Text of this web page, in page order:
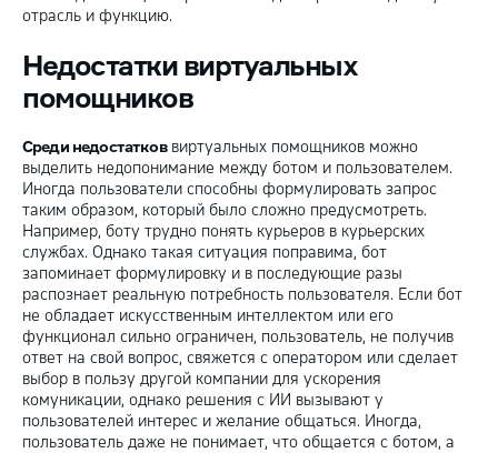
отрасль и функцию.
Недостатки виртуальных
помощников
Среди недостатковвиртуальных помощников можно
выделить недопонимание между ботом и пользователем.
Иногда пользователи способны формулировать запрос
таким образом, который было сложно предусмотреть.
Например, боту трудно понять курьеров в курьерских
службах. Однако такая ситуация поправима, бот
запоминает формулировку и в последующие разы
распознает реальную потребность пользователя. Если бот
не обладает искусственным интеллектом или его
функционал сильно ограничен, пользователь, не получив
ответ на свой вопрос, свяжется с оператором или сделает
выбор в пользу другой компании для ускорения
комуникации, однако решения с ИИ вызывают у
пользователей интерес и желание общаться. Иногда,
пользователь даже не понимает, что общается с ботом, а